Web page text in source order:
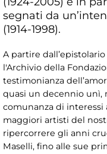
segnati da
(1914-1998).
A partire
l'Archivio della
testimonianza
quasi un decennio unì,
comunanza di
maggiori artisti del
ripercorrere gli anni
Maselli, fino alle sue